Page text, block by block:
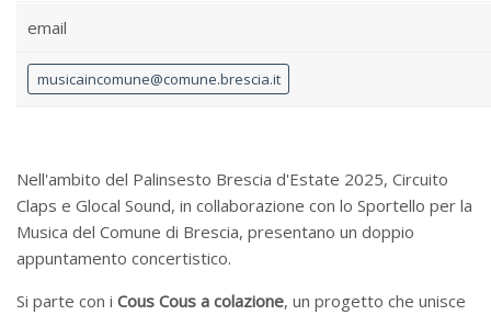
email
musicaincomune@comune.brescia.it
Nell'ambito del Palinsesto Brescia d'Estate 2025, Circuito
Claps e Glocal Sound, in collaborazione con lo Sportello per la
Musica del Comune di Brescia, presentano un doppio
appuntamento concertistico.
Si parte con i Cous Cous a colazione, un progetto che unisce